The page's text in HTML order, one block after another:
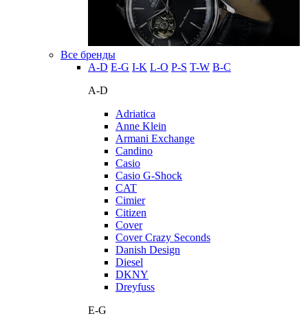
Все бренды
A-D E-G I-K L-O P-S T-W В-С
A-D
Adriatica
Anne Klein
Armani Exchange
Candino
Casio
Casio G-Shock
CAT
Cimier
Citizen
Cover
Cover Crazy Seconds
Danish Design
Diesel
DKNY
Dreyfuss
E-G